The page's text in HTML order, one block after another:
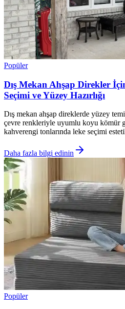
Popüler
Dış Mekan Ahşap Direkler
Seçimi ve Yüzey Hazırlığı
Dış mekan ahşap direklerde yüzey
çevre renkleriyle uyumlu koyu kömür
kahverengi tonlarında leke seçimi
Daha fazla bilgi edinin
Popüler